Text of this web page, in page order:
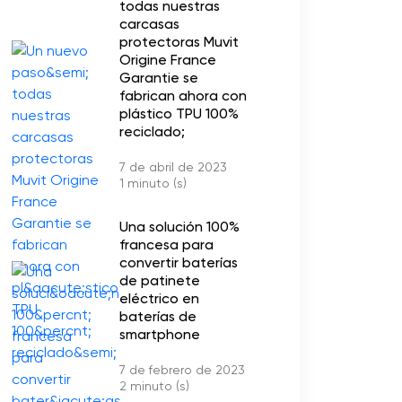
todas nuestras
carcasas
protectoras Muvit
Origine France
Garantie se
fabrican ahora con
plástico TPU 100%
reciclado;
7 de abril de 2023
1 minuto (s)
Una solución 100%
francesa para
convertir baterías
de patinete
eléctrico en
baterías de
smartphone
7 de febrero de 2023
2 minuto (s)